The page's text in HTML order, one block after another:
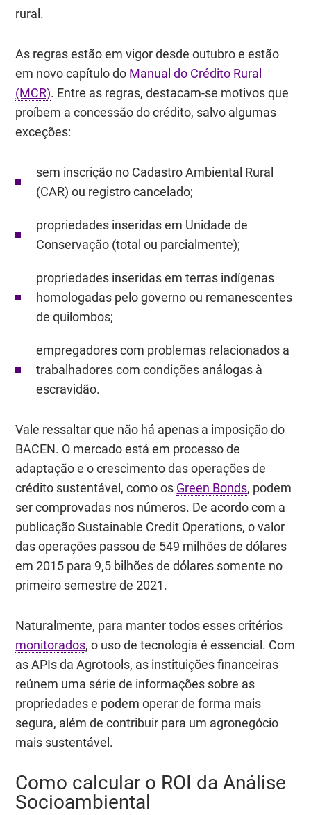
rural.
As regras estão em vigor desde outubro e estão
em novo capítulo do Manual do Crédito Rural
(MCR). Entre as regras, destacam-se motivos que
proíbem a concessão do crédito, salvo algumas
exceções:
sem inscrição no Cadastro Ambiental Rural
(CAR) ou registro cancelado;
propriedades inseridas em Unidade de
Conservação (total ou parcialmente);
propriedades inseridas em terras indígenas
homologadas pelo governo ou remanescentes
de quilombos;
empregadores com problemas relacionados a
trabalhadores com condições análogas à
escravidão.
Vale ressaltar que não há apenas a imposição do
BACEN. O mercado está em processo de
adaptação e o crescimento das operações de
crédito sustentável, como os Green Bonds, podem
ser comprovadas nos números. De acordo com a
publicação Sustainable Credit Operations, o valor
das operações passou de 549 milhões de dólares
em 2015 para 9,5 bilhões de dólares somente no
primeiro semestre de 2021.
Naturalmente, para manter todos esses critérios
monitorados, o uso de tecnologia é essencial. Com
as APIs da Agrotools, as instituições financeiras
reúnem uma série de informações sobre as
propriedades e podem operar de forma mais
segura, além de contribuir para um agronegócio
mais sustentável.
Como calcular o ROI da Análise
Socioambiental